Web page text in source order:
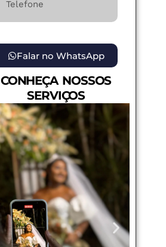
Falar no WhatsApp
CONHEÇA NOSSOS
SERVIÇOS